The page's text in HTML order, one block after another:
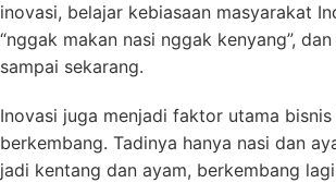
inovasi, belajar kebiasaan masyarakat
“nggak makan nasi nggak kenyang”,
sampai sekarang.
Inovasi juga menjadi faktor utama
berkembang. Tadinya hanya nasi dan
jadi kentang dan ayam, berkembang